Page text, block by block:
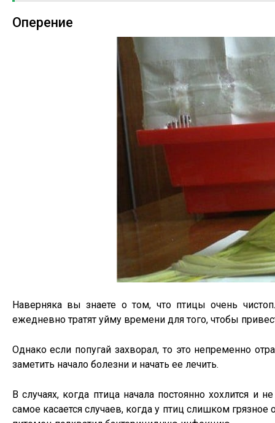
Оперение
Наверняка вы знаете о том, что птицы очень
ежедневно тратят уйму времени для того, чтобы
Однако если попугай захворал, то это непременно
заметить начало болезни и начать ее лечить.
В случаях, когда птица начала постоянно хохлится
самое касается случаев, когда у птиц слишком